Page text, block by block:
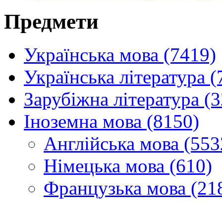
Предмети
Українська мова (7419)
Українська література
Зарубіжна література
Іноземна мова (8150)
Англійська мова
Німецька мова (610)
Французька мова